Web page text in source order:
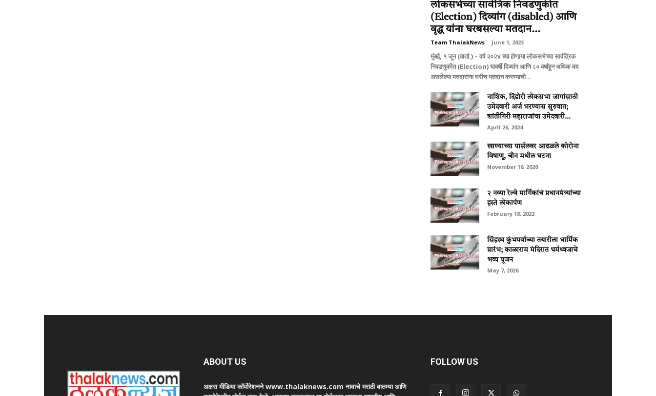
लोकसभेच्या सार्वत्रिक निवडणुकीत
(Election) दिव्यांग (disabled) आणि
वृद्ध यांना घरबसल्या मतदान...
Team ThalakNews - June 1, 2023
मुंबई, १ जून (वार्ता.) – वर्ष २०२४ च्या होणार्‍या लोकसभेच्या सार्वत्रिक
निवडणुकीत (Election) यावर्षी दिव्यांग आणि ८० वर्षांहून अधिक वय
असलेल्या मतदारांना घरीच मतदान करण्याची...
नाशिक, दिंडोरी लोकसभा जागांसाठी
उमेदवारी अर्ज भरण्यास सुरुवात;
शांतीगिरी महाराजांचा उमेदवारी...
April 26, 2024
खाण्याच्या पार्सलवर आढळले कोरोना
विषाणू, चीन मधील घटना
November 16, 2020
२ नव्या रेल्वे मार्गिकांचं प्रधानमंत्र्यांच्या
हस्ते लोकार्पण
February 18, 2022
सिंहस्थ कुंभपर्वाच्या तयारीला धार्मिक
प्रारंभ; काळाराम मंदिरात धर्मध्वजाचे
भव्य पूजन
May 7, 2026
ABOUT US
अक्षरा मीडिया कॉर्पोरेशनने www.thalaknews.com नावाचे मराठी बातम्या आणि
FOLLOW US